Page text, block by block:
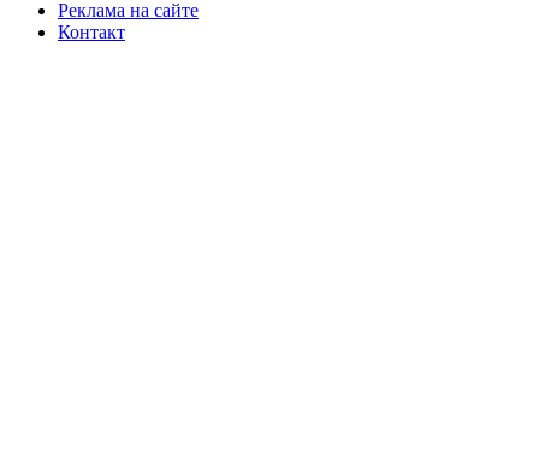
Реклама на сайте
Контакт